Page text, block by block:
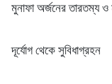
মুনাফা অর্জনের তারতম্য ও
দূর্যোগ থেকে সুবিধাগ্রহন